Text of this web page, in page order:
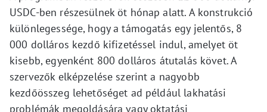
USDC-ben részesülnek öt hónap alatt. A konstrukció
különlegessége, hogy a támogatás egy jelentős, 8
000 dolláros kezdő kifizetéssel indul, amelyet öt
kisebb, egyenként 800 dolláros átutalás követ. A
szervezők elképzelése szerint a nagyobb
kezdőösszeg lehetőséget ad például lakhatási
problémák megoldására vagy oktatási